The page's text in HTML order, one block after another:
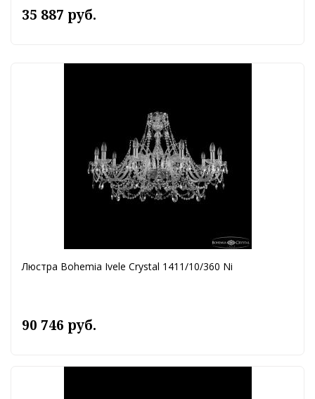
35 887 руб.
Люстра Bohemia Ivele Crystal 1411/10/360 Ni
90 746 руб.